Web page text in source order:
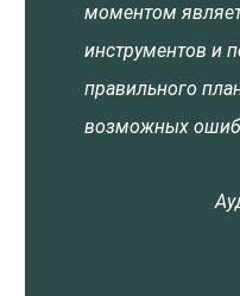
моментом
инструментов и
правильного
возможных